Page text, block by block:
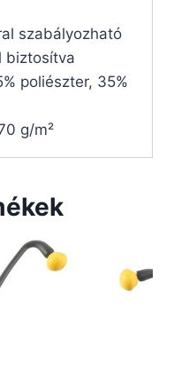
szabályozható
biztosítva
poliészter, 35%
g/m²